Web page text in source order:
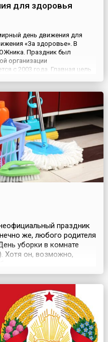
для здоровья
день движения для
«За здоровье». В
Праздник был
организации
с 2003 года. Главная цель
праздник
же, любого родителя
уборки в комнате
Хотя он, возможно,
поспорит, что такой
проживания людей и